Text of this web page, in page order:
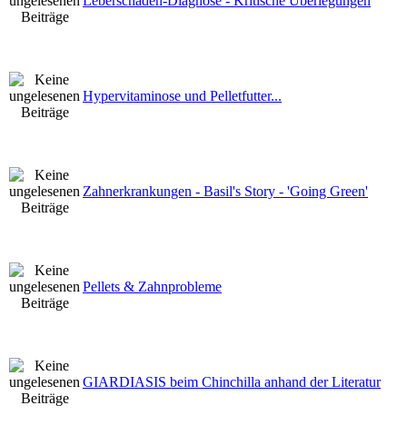
Hypervitaminose und Pelletfutter...
Zahnerkrankungen - Basil's Story - 'Going Green'
Pellets & Zahnprobleme
GIARDIASIS beim Chinchilla anhand der Literatur